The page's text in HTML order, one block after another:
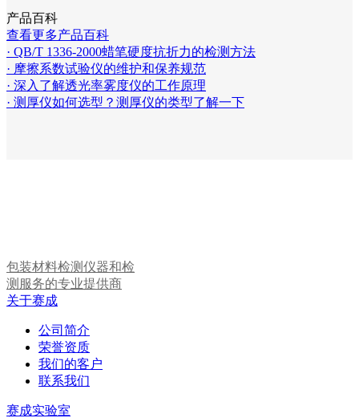
产品百科
查看更多产品百科
· QB/T 1336-2000蜡笔硬度抗折力的检测方法
· 摩擦系数试验仪的维护和保养规范
· 深入了解透光率雾度仪的工作原理
· 测厚仪如何选型？测厚仪的类型了解一下
包装材料检测仪器和检
测服务的专业提供商
关于赛成
公司简介
荣誉资质
我们的客户
联系我们
赛成实验室